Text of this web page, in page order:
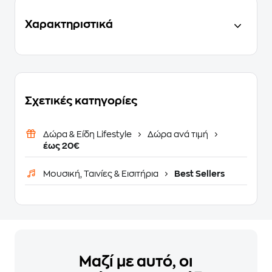
Χαρακτηριστικά
Σχετικές κατηγορίες
Δώρα & Είδη Lifestyle
Δώρα ανά τιμή
έως 20€
Μουσική, Ταινίες & Εισιτήρια Best Sellers
Μαζί με αυτό, οι